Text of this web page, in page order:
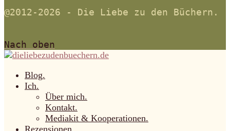
@2012-2026 - Die Liebe zu den Büchern.
Nach oben
Blog.
Ich.
Über mich.
Kontakt.
Mediakit & Kooperationen.